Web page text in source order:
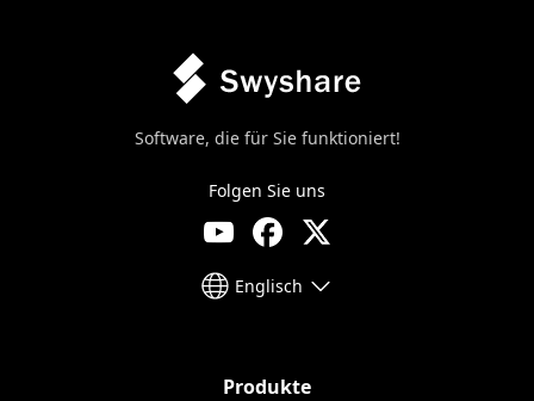
Software, die für Sie funktioniert!
Folgen Sie uns
Englisch
Produkte